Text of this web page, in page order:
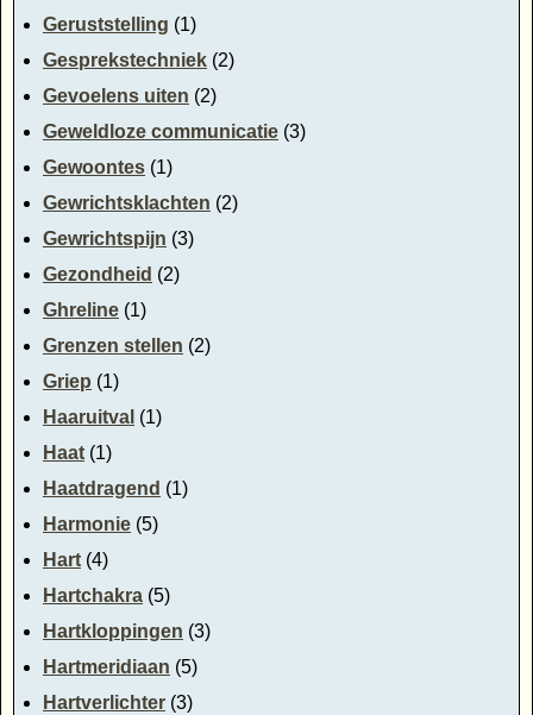
Geruststelling (1)
Gesprekstechniek (2)
Gevoelens uiten (2)
Geweldloze communicatie (3)
Gewoontes (1)
Gewrichtsklachten (2)
Gewrichtspijn (3)
Gezondheid (2)
Ghreline (1)
Grenzen stellen (2)
Griep (1)
Haaruitval (1)
Haat (1)
Haatdragend (1)
Harmonie (5)
Hart (4)
Hartchakra (5)
Hartkloppingen (3)
Hartmeridiaan (5)
Hartverlichter (3)